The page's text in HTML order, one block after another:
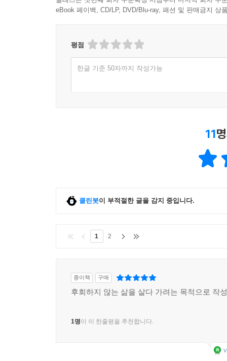
eBook 페이백, CD/LP, DVD/Blu-ray, 패션 및 판매금지 상
평점
한글 기준 50자까지 작성가능
11
클린봇이 부적절한 글을 감지 중입니다.
1 2
종이책 구매
후회하지 않는 삶을 살다 가려는 목적으로 작성
1명이 이 한줄평을 추천합니다.